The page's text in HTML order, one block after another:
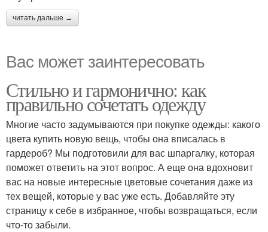
читать дальше →
Вас может заинтересовать
Стильно и гармонично: как
правильно сочетать одежду
Многие часто задумываются при покупке одежды: какого
цвета купить новую вещь, чтобы она вписалась в
гардероб? Мы подготовили для вас шпаргалку, которая
поможет ответить на этот вопрос. А еще она вдохновит
вас на новые интересные цветовые сочетания даже из
тех вещей, которые у вас уже есть. Добавляйте эту
страницу к себе в избранное, чтобы возвращаться, если
что-то забыли.